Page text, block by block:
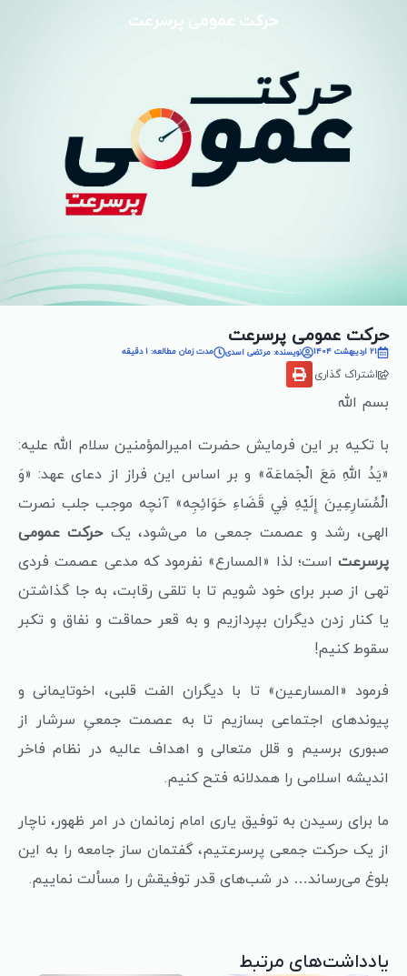
حرکت عمومی پرسرعت
حرکت عمومی پرسرعت
21 اردیبهشت 1404 نویسنده: مرتضی اسدی مدت زمان مطالعه: 1 دقیقه
اشتراک گذاری
بسم الله
با تکیه بر این فرمایش حضرت امیرالمؤمنین سلام الله علیه:
«یَدُ اللهِ مَعَ الْجَماعَة» و بر اساس این فراز از دعای عهد: «وَ
الْمُسَارِعِينَ إِلَيْهِ فِي قَضَاءِ حَوَائِجِه» آنچه موجب جلب نصرت
الهی، رشد و عصمت جمعی ما می‌شود، یکحرکت عمومی
پرسرعت است؛ لذا «المسارع» نفرمود که مدعی عصمت فردی
تهی از صبر برای خود شویم تا با تلقی رقابت، به جا گذاشتن
یا کنار زدن دیگران بپردازیم و به قعر حماقت و نفاق و تکبر
سقوط کنیم!
فرمود «المسارعین» تا با دیگران الفت قلبی، اخوتایمانی و
پیوندهای اجتماعی بسازیم تا به عصمت جمعیِ سرشار از
صبوری برسیم و قلل متعالی و اهداف عالیه در نظام فاخر
اندیشه اسلامی را همدلانه فتح کنیم.
ما برای رسیدن به توفیق یاری امام زمانمان در امر ظهور، ناچار
از یک حرکت جمعی پرسرعتیم، گفتمان ساز جامعه را به این
بلوغ می‌رساند… در شب‌های قدر توفیقش‌ را مسألت نماییم.
یادداشت‌های مرتبط